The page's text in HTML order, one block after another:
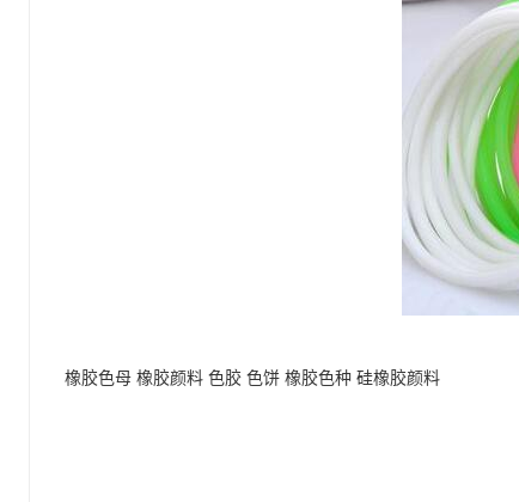
橡胶色母 橡胶颜料 色胶 色饼 橡胶色种 硅橡胶颜料